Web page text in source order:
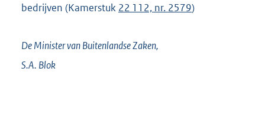
bedrijven (Kamerstuk 22 112, nr. 2579)
De Minister van Buitenlandse Zaken,
S.A. Blok